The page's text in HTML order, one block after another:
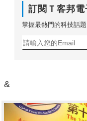
訂閱Ｔ客邦電
掌握最熱門的科技話
&